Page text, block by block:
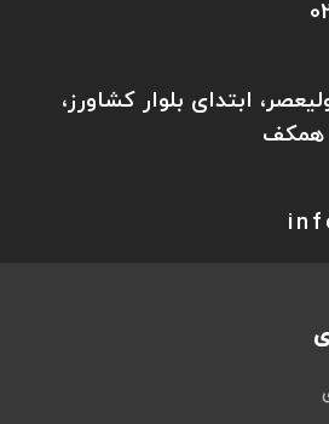
ابتدای بلوار کشاورز،